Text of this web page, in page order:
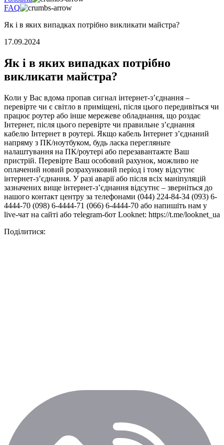
FAQ
Як і в яких випадках потрібно викликати майстра?
17.09.2024
Як і в яких випадках потрібно
викликати майстра?
Коли у Вас вдома пропав сигнал інтернет-з’єднання –
перевірте чи є світло в приміщені, після цього передивіться чи
працює роутер або інше мережеве обладнання, що роздає
Інтернет, після цього перевірте чи правильне з’єднання
кабелю Інтернет в роутері. Якщо кабель Інтернет з’єднаний
напряму з ПК/ноутбуком, будь ласка перегляньте
налаштування на ПК/роутері або перезавантажте Ваш
пристрій. Перевірте Ваш особовий рахунок, можливо не
оплачений новий розрахунковий період і тому відсутнє
інтернет-з’єднання. У разі аварії або після всіх маніпуляцій
зазначених вище інтернет-з’єднання відсутнє – зверніться до
нашого контакт центру за телефонами (044) 224-84-34 (093) 6-
4444-70 (098) 6-4444-71 (066) 6-4444-70 або напишіть нам у
live-чат на сайті або тelegram-бот Looknet: https://t.me/looknet_ua
Поділитися: